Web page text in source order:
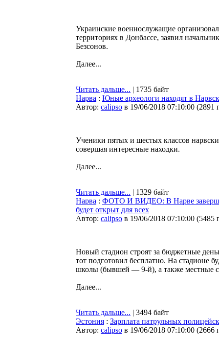
Украинские военнослужащие
территориях в Донбассе, заявил
Безсонов.
Далее...
Читать дальше... | 1735 байт
Нарва : Юные археологи находят в
Автор: calipso в 19/06/2018 07:10:00 (2891
Ученики пятых и шестых классов
совершая интересные находки.
Далее...
Читать дальше... | 1329 байт
Нарва : ФОТО И ВИДЕО: В Нарве
будет открыт для всех
Автор: calipso в 19/06/2018 07:10:00 (5485
Новый стадион строят за бюджетные
тот подготовил бесплатно. На стадионе
школы (бывшей — 9-й), а также местные
Далее...
Читать дальше... | 3494 байт
Эстония : Зарплата патрульных
Автор: calipso в 19/06/2018 07:10:00 (2666